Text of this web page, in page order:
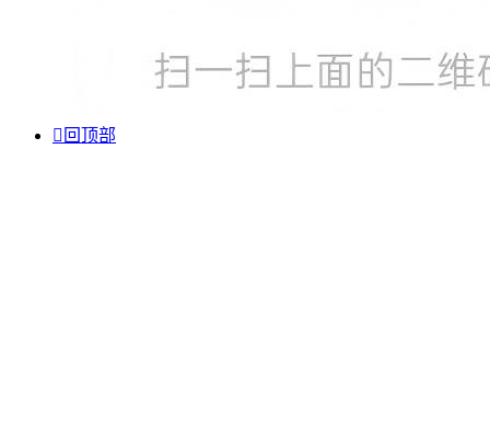
 回顶部